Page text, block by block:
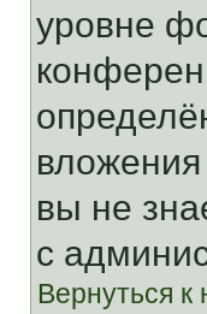
уровне
вы не
с
Вернуться к